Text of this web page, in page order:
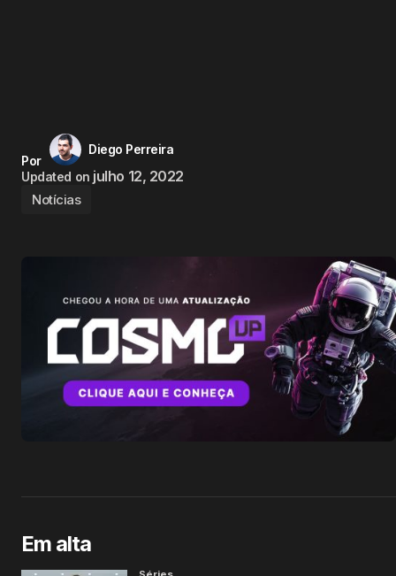
Por
Diego Perreira
Updated on julho 12, 2022
Notícias
Em alta